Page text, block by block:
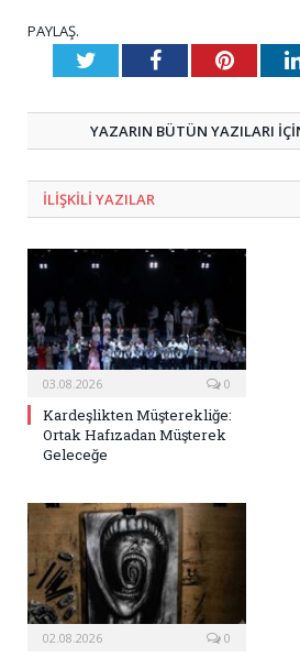
PAYLAŞ.
TwitterFacebook
YAZARIN BÜTÜN YAZILARI
ILIŞKILI YAZILAR
03.08.2026 0
Kardeşlikten Müşterekliğe:
Ortak Hafızadan Müşterek
Geleceğe
02.08.2026 0